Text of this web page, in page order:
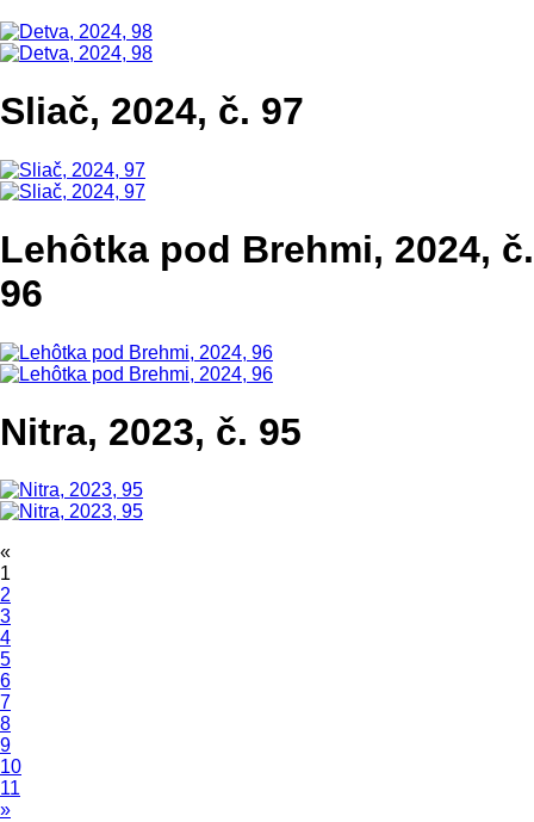
Sliač, 2024, č. 97
Lehôtka pod Brehmi, 2024, č.
96
Nitra, 2023, č. 95
«
1
2
3
4
5
6
7
8
9
10
11
»